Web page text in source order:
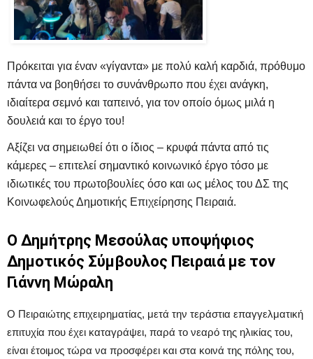
Πρόκειται για έναν «γίγαντα» με πολύ καλή καρδιά, πρόθυμο
πάντα να βοηθήσει το συνάνθρωπο που έχει ανάγκη,
ιδιαίτερα σεμνό και ταπεινό, για τον οποίο όμως μιλά η
δουλειά και το έργο του!
Αξίζει να σημειωθεί ότι ο ίδιος – κρυφά πάντα από τις
κάμερες – επιτελεί σημαντικό κοινωνικό έργο τόσο με
ιδιωτικές του πρωτοβουλίες όσο και ως μέλος του ΔΣ της
Κοινωφελούς Δημοτικής Επιχείρησης Πειραιά.
Ο Δημήτρης Μεσούλας υποψήφιος
Δημοτικός Σύμβουλος Πειραιά με τον
Γιάννη Μώραλη
Ο Πειραιώτης επιχειρηματίας, μετά την τεράστια επαγγελματική
επιτυχία που έχει καταγράψει, παρά το νεαρό της ηλικίας του,
είναι έτοιμος τώρα να προσφέρει και στα κοινά της πόλης του,